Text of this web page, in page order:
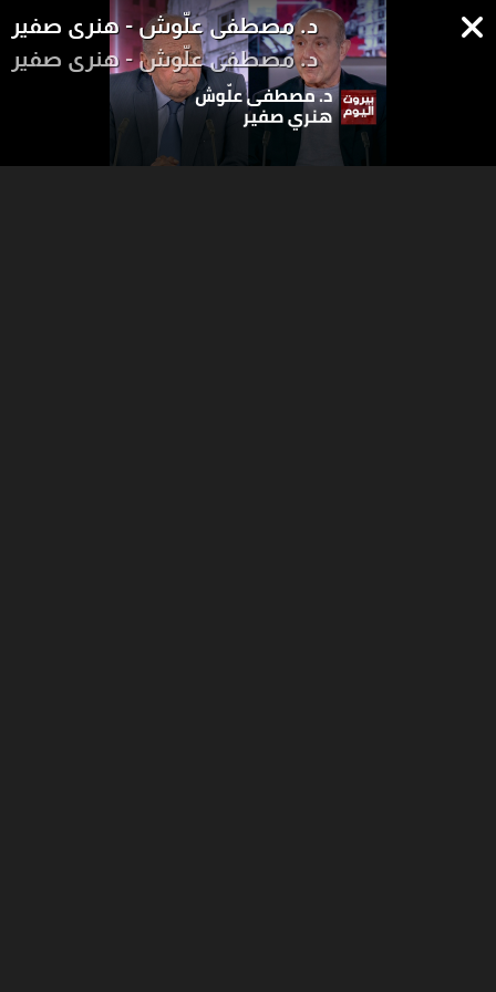
د. مصطفى علّوش - هنري صفير
د. مصطفى علّوش - هنري صفير